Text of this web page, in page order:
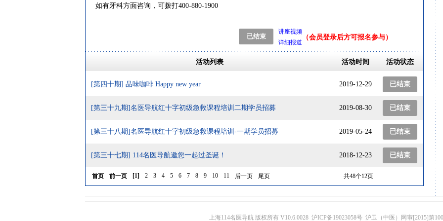
如有牙科方面咨询，可拨打400-880-1900
讲座视频
详细报道
（会员登录后方可报名参与）
活动列表 活动时间 活动状态
[第四十期] 品味咖啡 Happy new year 2019-12-29 已结束
[第三十九期]名医导航红十字初级急救课程培训二期学员招募 2019-08-30 已结束
[第三十八期]名医导航红十字初级急救课程培训-一期学员招募 2019-05-24 已结束
[第三十七期] 114名医导航邀您一起过圣诞！ 2018-12-23 已结束
首页 前一页 [1] 2 3 4 5 6 7 8 9 10 11 后一页 尾页 共48个12页
上海114名医导航 版权所有 V10.6.0028 沪ICP备19023058号 沪卫（中医）网审[2015]第